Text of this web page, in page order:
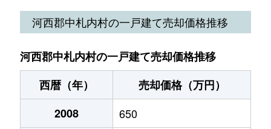
河西郡中札内村の一戸建て売却価格推移
河西郡中札内村の一戸建て売却価格推移
西暦（年）
売却価格（万円）
2008
650